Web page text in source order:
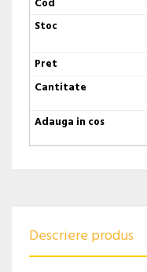
Descriere produs